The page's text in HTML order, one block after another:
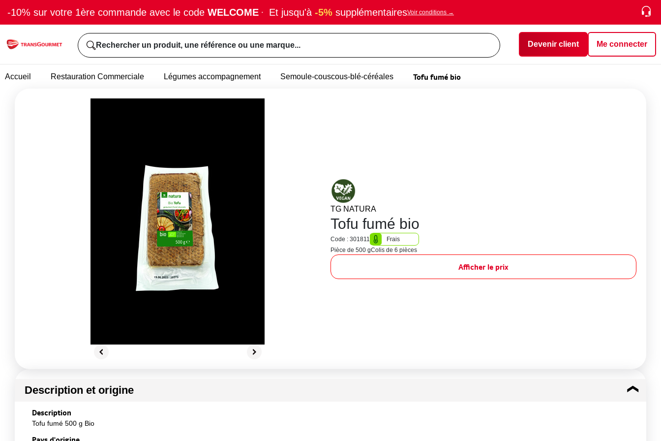
-10% sur votre 1ère commande avec le code WELCOME · Et jusqu'à -5% supplémentairesVoir conditions →
Rechercher un produit, une référence ou une marque... Devenir client Me connecter
Accueil Restauration Commerciale Légumes accompagnement Semoule-couscous-blé-céréales Tofu fumé bio
TG NATURA
Tofu fumé bio
Code : 301811
Frais
Pièce de 500 gColis de 6 pièces
Afficher le prix
Description et origine
Description
Tofu fumé 500 g Bio